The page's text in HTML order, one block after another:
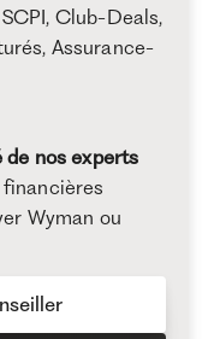
Club-Deals,
Assurance-
nos experts
Wyman ou